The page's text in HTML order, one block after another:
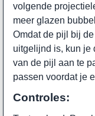
volgende
meer glazen
Omdat de pijl bij
uitgelijnd is, kun je
van de pijl aan te
passen voordat je
Controles: